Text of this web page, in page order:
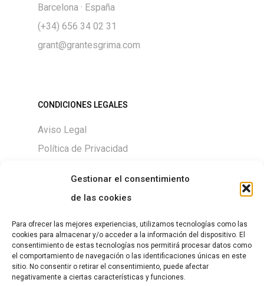
Gestionar el consentimiento
de las cookies
Para ofrecer las mejores experiencias, utilizamos tecnologías como las
cookies para almacenar y/o acceder a la información del dispositivo. El
consentimiento de estas tecnologías nos permitirá procesar datos como
el comportamiento de navegación o las identificaciones únicas en este
sitio. No consentir o retirar el consentimiento, puede afectar
negativamente a ciertas características y funciones.
Barcelona · España
(+34) 656 34 02 31
grant@grantesgrima.com
CONDICIONES LEGALES
Aviso Legal
Política de Privacidad
DESCARGAS
Size chart
Guía de Tallas